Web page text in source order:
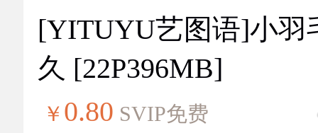
[YITUYU艺图语]小羽
久 [22P396MB]
￥ 0.80 SVIP免费